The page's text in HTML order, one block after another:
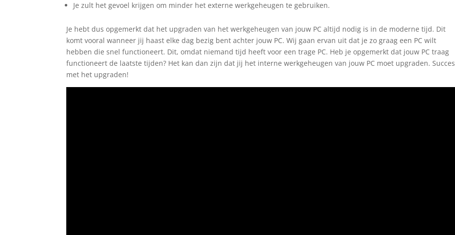
Je zult het gevoel krijgen om minder het externe werkgeheugen te gebruiken.
Je hebt dus opgemerkt dat het upgraden van het werkgeheugen van jouw PC altijd nodig is in de moderne tijd. Dit
komt vooral wanneer jij haast elke dag bezig bent achter jouw PC. Wij gaan ervan uit dat je zo graag een PC wilt
hebben die snel functioneert. Dit, omdat niemand tijd heeft voor een trage PC. Heb je opgemerkt dat jouw PC traag
functioneert de laatste tijden? Het kan dan zijn dat jij het interne werkgeheugen van jouw PC moet upgraden. Succes
met het upgraden!